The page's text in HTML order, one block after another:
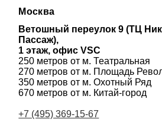
Москва
Ветошный переулок 9 (ТЦ
Пассаж),
1 этаж, офис VSC
250 метров от м. Театральная
270 метров от м. Площадь
350 метров от м. Охотный Ряд
670 метров от м. Китай-город
+7 (495) 369-15-67